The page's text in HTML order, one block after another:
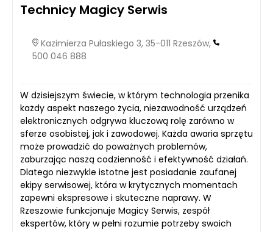
Technicy Magicy Serwis
Kazimierza Pułaskiego 3, 35-011 Rzeszów,
500 046 888
W dzisiejszym świecie, w którym technologia przenika
każdy aspekt naszego życia, niezawodność urządzeń
elektronicznych odgrywa kluczową rolę zarówno w
sferze osobistej, jak i zawodowej. Każda awaria sprzętu
może prowadzić do poważnych problemów,
zaburzając naszą codzienność i efektywność działań.
Dlatego niezwykle istotne jest posiadanie zaufanej
ekipy serwisowej, która w krytycznych momentach
zapewni ekspresowe i skuteczne naprawy. W
Rzeszowie funkcjonuje Magicy Serwis, zespół
ekspertów, który w pełni rozumie potrzeby swoich